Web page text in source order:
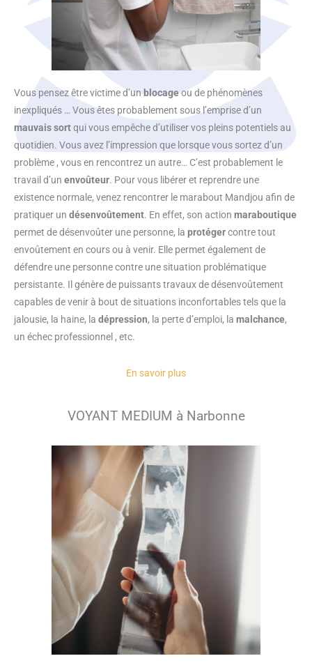
Vous pensez être victime d’un blocageou de phénomènes
inexpliqués … Vous êtes probablement sous l’emprise d’un
mauvais sortqui vous empêche d’utiliser vos pleins potentiels au
quotidien. Vous avez l’impression que lorsque vous sortez d’un
problème , vous en rencontrez un autre… C’est probablement le
travail d’un envoûteur. Pour vous libérer et reprendre une
existence normale, venez rencontrer le marabout Mandjou afin de
pratiquer un désenvoûtement. En effet, son action maraboutique
permet dedésenvoûter une personne, la protégercontre tout
envoûtement en cours ou à venir. Elle permet également de
défendre une personne contre une situation problématique
persistante. Il génère de puissants travaux de désenvoûtement
capables de venir à bout de situations inconfortables tels que la
jalousie, la haine, la dépression, la perte d’emploi, la malchance,
un échec professionnel , etc.
En savoir plus
VOYANT MEDIUM à Narbonne